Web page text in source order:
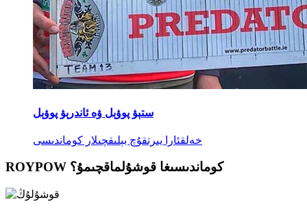
ستېۋ پوۋېل ۋە ئاندرېۋ پوۋېل
خەلقئارا يىرتقۇچ بېلىقچىلار كوماندىسى
ROYPOW كوماندىسىغا قوشۇلماقچىمۇ؟